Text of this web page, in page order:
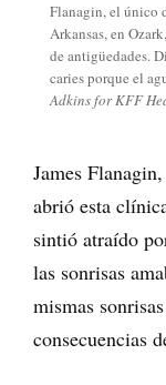
Flanagin, el único
Arkansas, en
de antigüedades.
caries porque el
Adkins for KFF
James
abrió esta
sintió atraído
las sonrisas
mismas
consecuencias